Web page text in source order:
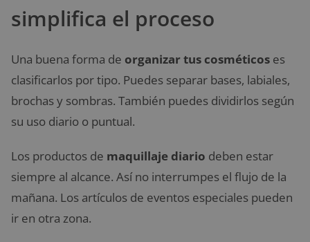
simplifica el proceso
Una buena forma de organizar tus cosméticos es
clasificarlos por tipo. Puedes separar bases, labiales,
brochas y sombras. También puedes dividirlos según
su uso diario o puntual.
Los productos de maquillaje diario deben estar
siempre al alcance. Así no interrumpes el flujo de la
mañana. Los artículos de eventos especiales pueden
ir en otra zona.